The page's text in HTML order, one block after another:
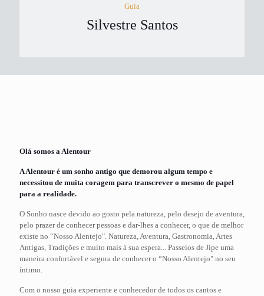
Guia
Silvestre Santos
Olá somos a Alentour
A Alentour é um sonho antigo que demorou algum tempo e
necessitou de muita coragem para transcrever o mesmo de papel
para a realidade.
O Sonho nasce devido ao gosto pela natureza, pelo desejo de aventura,
pelo prazer de conhecer pessoas e dar-lhes a conhecer, o que de melhor
existe no “Nosso Alentejo". Natureza, Aventura, Gastronomia, Artes
Antigas, Tradições e muito mais à sua espera... Passeios de Jipe uma
maneira confortável e segura de conhecer o “Nosso Alentejo" no seu
íntimo.
Com o nosso guia experiente e conhecedor de todos os cantos e